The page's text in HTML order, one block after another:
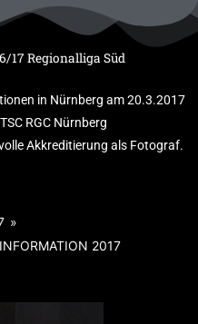
17 Regionalliga Süd
in Nürnberg am 20.3.2017
RGC Nürnberg
Akkreditierung als Fotograf.
»
2017